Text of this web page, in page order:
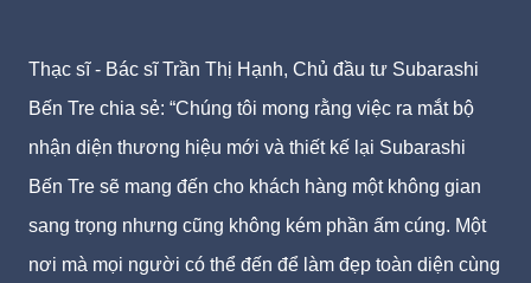
Thạc sĩ - Bác sĩ Trần Thị Hạnh, Chủ đầu tư Subarashi
Bến Tre chia sẻ: “Chúng tôi mong rằng việc ra mắt bộ
nhận diện thương hiệu mới và thiết kế lại Subarashi
Bến Tre sẽ mang đến cho khách hàng một không gian
sang trọng nhưng cũng không kém phần ấm cúng. Một
nơi mà mọi người có thể đến để làm đẹp toàn diện cùng